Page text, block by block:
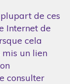
de ces
Internet de
cela
mis un lien
consulter